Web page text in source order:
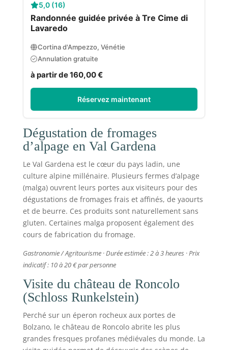
5,0 (16)
Randonnée guidée privée à Tre Cime di
Lavaredo
Cortina d'Ampezzo, Vénétie
Annulation gratuite
à partir de 160,00 €
Réservez maintenant
Dégustation de fromages
d’alpage en Val Gardena
Le Val Gardena est le cœur du pays ladin, une
culture alpine millénaire. Plusieurs fermes d’alpage
(malga) ouvrent leurs portes aux visiteurs pour des
dégustations de fromages frais et affinés, de yaourts
et de beurre. Ces produits sont naturellement sans
gluten. Certaines malga proposent également des
cours de fabrication du fromage.
Gastronomie / Agritourisme · Durée estimée : 2 à 3 heures · Prix
indicatif : 10 à 20 € par personne
Visite du château de Roncolo
(Schloss Runkelstein)
Perché sur un éperon rocheux aux portes de
Bolzano, le château de Roncolo abrite les plus
grandes fresques profanes médiévales du monde. La